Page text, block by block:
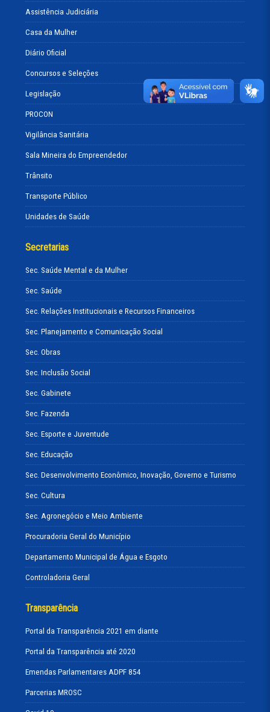
Assistência Judiciária
Casa da Mulher
Diário Oficial
Concursos e Seleções
Legislação
PROCON
Vigilância Sanitária
Sala Mineira do Empreendedor
Trânsito
Transporte Público
Unidades de Saúde
Secretarias
Sec. Saúde Mental e da Mulher
Sec. Saúde
Sec. Relações Institucionais e Recursos Financeiros
Sec. Planejamento e Comunicação Social
Sec. Obras
Sec. Inclusão Social
Sec. Gabinete
Sec. Fazenda
Sec. Esporte e Juventude
Sec. Educação
Sec. Desenvolvimento Econômico, Inovação, Governo e Turismo
Sec. Cultura
Sec. Agronegócio e Meio Ambiente
Procuradoria Geral do Município
Departamento Municipal de Água e Esgoto
Controladoria Geral
Transparência
Portal da Transparência 2021 em diante
Portal da Transparência até 2020
Emendas Parlamentares ADPF 854
Parcerias MROSC